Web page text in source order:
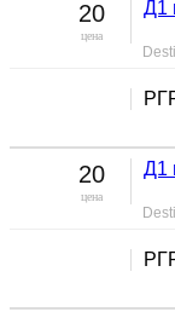
20
цена
Д1
20
цена
Д1